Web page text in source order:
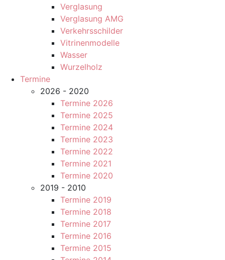
Verglasung
Verglasung AMG
Verkehrsschilder
Vitrinenmodelle
Wasser
Wurzelholz
Termine
2026 - 2020
Termine 2026
Termine 2025
Termine 2024
Termine 2023
Termine 2022
Termine 2021
Termine 2020
2019 - 2010
Termine 2019
Termine 2018
Termine 2017
Termine 2016
Termine 2015